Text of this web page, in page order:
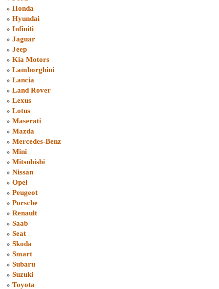
» Honda
» Hyundai
» Infiniti
» Jaguar
» Jeep
» Kia Motors
» Lamborghini
» Lancia
» Land Rover
» Lexus
» Lotus
» Maserati
» Mazda
» Mercedes-Benz
» Mini
» Mitsubishi
» Nissan
» Opel
» Peugeot
» Porsche
» Renault
» Saab
» Seat
» Skoda
» Smart
» Subaru
» Suzuki
» Toyota